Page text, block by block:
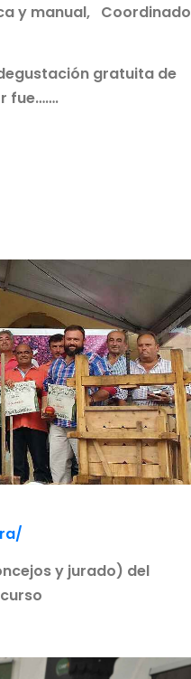
y manual, Coordinado
gratuita de
fue…….
y jurado) del